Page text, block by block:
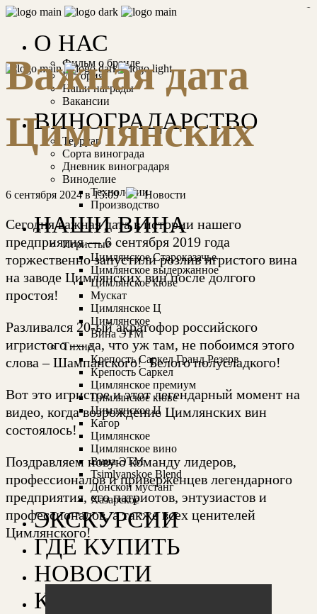
О НАС
Фильм о бренде
История
Наши награды
Вакансии
ВИНОГРАДАРСТВО
Терруар
Сорта винограда
Дневник виноградаря
Виноделие
Технологии
Производство
НАШИ ВИНА
Игристые
Цимлянское Староказачье
Цимлянское выдержанное
Цимлянское кюве
Мускат
Цимлянское Ц
Цимлянское
Вина ЭТМ
Тихие
Крепость Саркел Гранд Резерв
Крепость Саркел
Цимлянское премиум
Цимлянское кюве
Цимлянское Ц
Кагор
Цимлянское
Цимлянское вино
Вина ЭТМ
Tsimlyanskoe Blend
Донской мустанг
Хазарское
ЭКСКУРСИИ
ГДЕ КУПИТЬ
НОВОСТИ
КОНТАКТЫ
Важная дата
Цимлянских
6 сентября 2024 в 15:09 Новости
Сегодня важная дата в истории нашего
предприятия — 6 сентября 2019 года
торжественно запустили розлив игристого вина
на заводе Цимлянских вин после долгого
простоя!
Разливался 20-ый акратофор российского
игристого — да, что уж там, не побоимся этого
слова – Шампанского! Белого полусладкого!
Вот это игристое и этот легендарный момент на
видео, когда возрождение Цимлянских вин
состоялось!
Поздравляем новую команду лидеров,
профессионалов и приверженцев легендарного
предприятия, его патриотов, энтузиастов и
профессионалов, а также всех ценителей
Цимлянского!